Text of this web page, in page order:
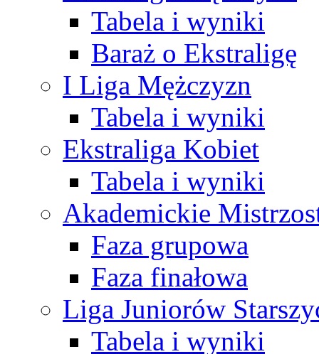
Tabela i wyniki
Baraż o Ekstraligę
I Liga Mężczyzn
Tabela i wyniki
Ekstraliga Kobiet
Tabela i wyniki
Akademickie
Faza grupowa
Faza finałowa
Liga Juniorów
Tabela i wyniki